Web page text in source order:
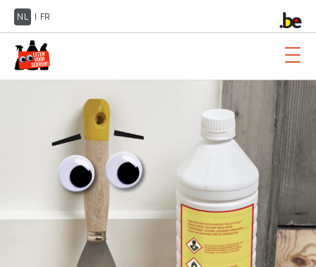
NL | FR